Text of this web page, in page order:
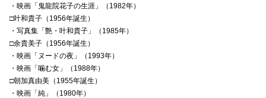
・映画「鬼龍院花子の生涯」（1982年）
□叶和貴子（1956年誕生）
・写真集「艶・叶和貴子」（1985年）
□余貴美子（1956年誕生）
・映画「ヌードの夜」（1993年）
・映画「噛む女」（1988年）
□朝加真由美（1955年誕生）
・映画「純」（1980年）